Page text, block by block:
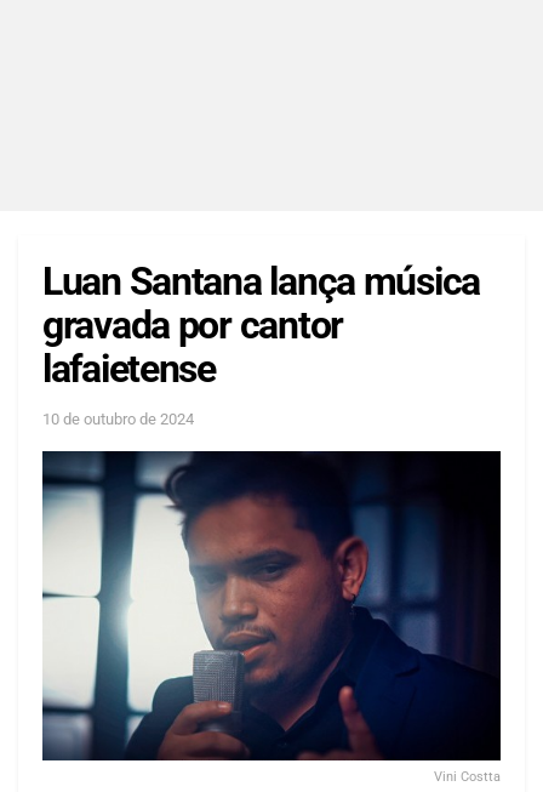
Luan Santana lança música
gravada por cantor
lafaietense
10 de outubro de 2024
Vini Costta